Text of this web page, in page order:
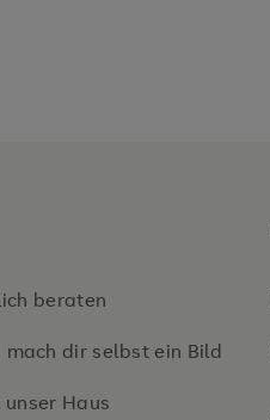
beraten
mach dir selbst ein Bild
Haus